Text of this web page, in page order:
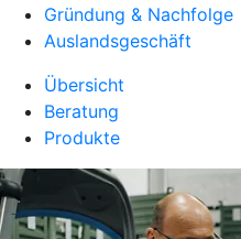
Gründung & Nachfolge
Auslandsgeschäft
Übersicht
Beratung
Produkte